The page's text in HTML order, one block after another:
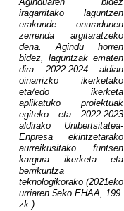
iragarritako laguntzen
erakunde onuradunen
zerrenda argitaratzeko
dena. Agindu horren
bidez, laguntzak ematen
dira 2022-2024 aldian
oinarrizko ikerketako
eta/edo ikerketa
aplikatuko proiektuak
egiteko eta 2022-2023
aldirako Unibertsitatea-
Enpresa ekintzetarako
aurreikusitako funtsen
kargura ikerketa eta
berrikuntza
teknologikorako (2021eko
urriaren 5eko EHAA, 199.
zk.).